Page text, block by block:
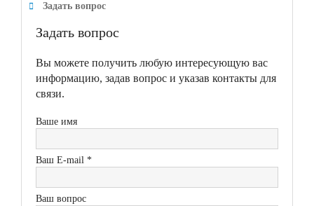
Задать вопрос
Задать вопрос
Вы можете получить любую интересующую вас
информацию, задав вопрос и указав контакты для
связи.
Ваше имя
Ваш E-mail *
Ваш вопрос